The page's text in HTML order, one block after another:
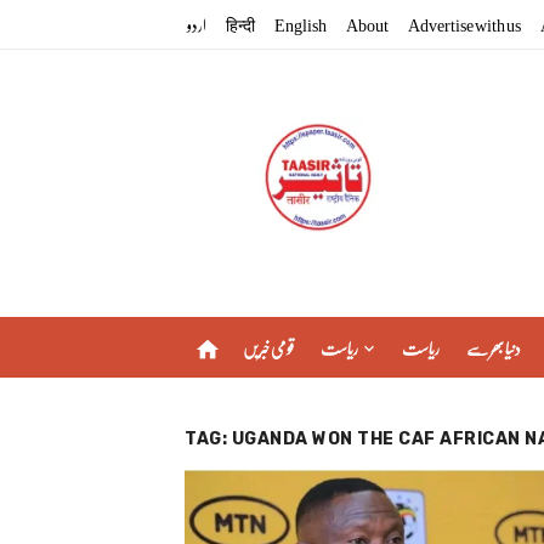
اردو हिन्दी English About Advertise with us
home قومی خبریں ریاست ریاست دنیا بھر سے
TAG: UGANDA WON THE CAF AFRICAN